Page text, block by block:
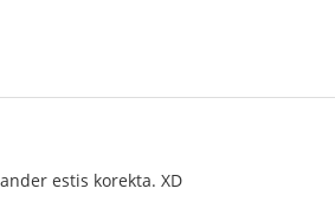
estis korekta. XD